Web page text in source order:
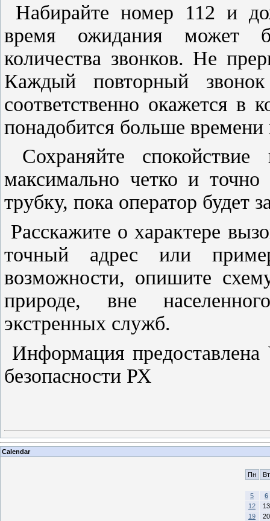
Набирайте номер 112 и
время ожидания может
количества звонков. Не
Каждый повторный
соответственно окажется в
понадобится больше
Сохраняйте
максимально четко и
трубку, пока оператор будет
Расскажите о характере
точный адрес или
возможности, опишите
природе, вне
экстренных служб.
Информация
безопасности РХ
Calendar
Пн Вт
5
6
12
13
19
20